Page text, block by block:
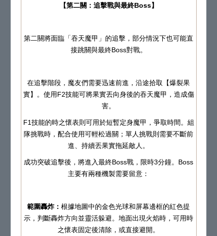
【第二關：追擊戰與最終Boss】
第二關將面臨「吞天魔甲」的追擊，部分情況下也可能直
接跳關與最終Boss對戰。
在追擊階段，魔友們需要迅速前進，沿途拾取【爆裂果
實】。使用F2技能可將果實丟向身後的吞天魔甲，造成傷
害。
F1技能的時之懷表則可用於短暫定身魔甲，爭取時間。組
隊挑戰時，配合使用可輕松過關；單人挑戰則需要不斷前
進、持續丟果實拖延敵人。
成功突破追擊後，將進入最終Boss戰，限時3分鐘。Boss
主要有兩種機製需要留意：
範圍轟炸： 根據地圖中的金色光球和屏幕邊框的紅色提
示，判斷轟炸方向並靈活躲避。地面出現火焰時，可用時
之懷表固定後清除，或直接避開。